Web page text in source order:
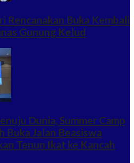
Rencanakan Buka Kembali
Gunung Kelud
Dunia, Summer Camp
Buka Jalan Beasiswa
Tenun Ikat ke Kancah